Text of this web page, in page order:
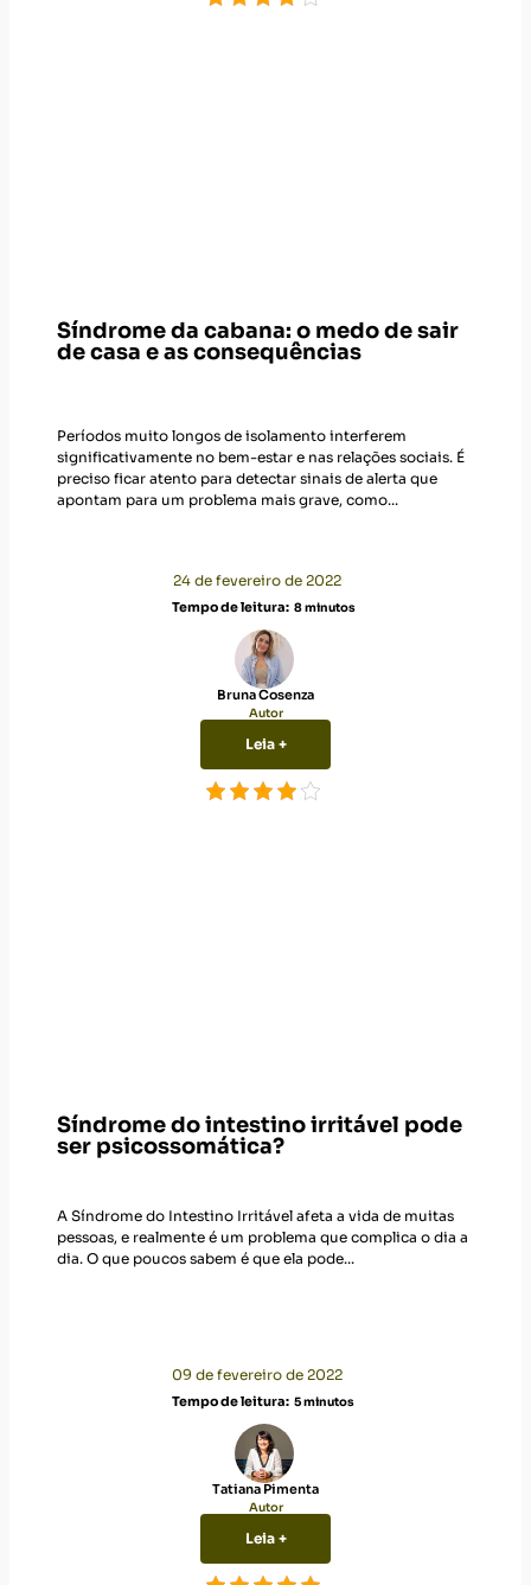
Síndrome da cabana: o medo de sair
de casa e as consequências
Períodos muito longos de isolamento interferem
significativamente no bem-estar e nas relações sociais. É
preciso ficar atento para detectar sinais de alerta que
apontam para um problema mais grave, como...
24 de fevereiro de 2022
Tempo de leitura: 8minutos
Bruna Cosenza
Autor
Leia +
Síndrome do intestino irritável pode
ser psicossomática?
A Síndrome do Intestino Irritável afeta a vida de muitas
pessoas, e realmente é um problema que complica o dia a
dia. O que poucos sabem é que ela pode...
09 de fevereiro de 2022
Tempo de leitura: 5minutos
Tatiana Pimenta
Autor
Leia +